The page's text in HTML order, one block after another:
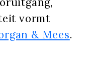
vormt
& Mees.